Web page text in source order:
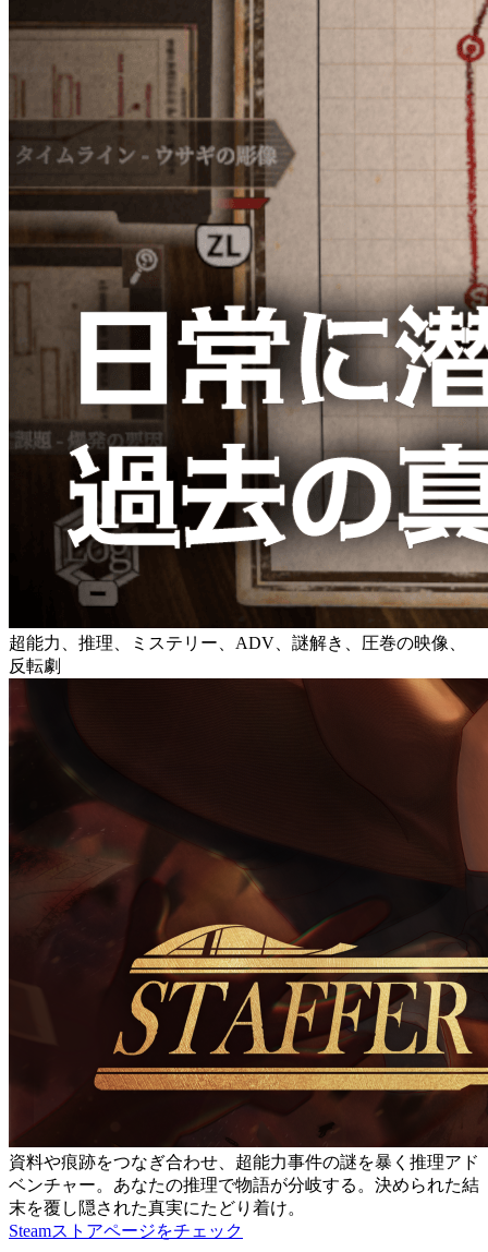
超能力、推理、ミステリー、ADV、謎解き、圧巻の映像、
反転劇
資料や痕跡をつなぎ合わせ、超能力事件の謎を暴く推理アド
ベンチャー。あなたの推理で物語が分岐する。決められた結
末を覆し隠された真実にたどり着け。
Steamストアページをチェック